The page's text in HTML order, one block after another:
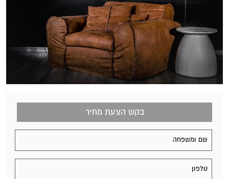
בקש הצעת מחיר